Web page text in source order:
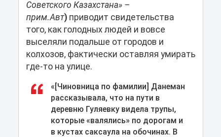
Советского Казахстана» –
прим.Авт) приводит свидетельства
того, как голодных людей и вовсе
выселяли подальше от городов и
колхозов, фактически оставляя умирать
где-то на улице.
«[Чиновница по фамилии] Данеман
рассказывала, что на пути в
деревню Гуляевку видела трупы,
которые «валялись» по дорогам и
в кустах саксаула на обочинах. В